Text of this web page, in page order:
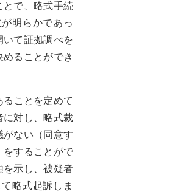
とで、略式手続
明らかであっ
て証拠調べを
ることができ
ことを定めて
に対し、略式裁
ない（同意す
をすることがで
を示し、被疑者
略式起訴しま